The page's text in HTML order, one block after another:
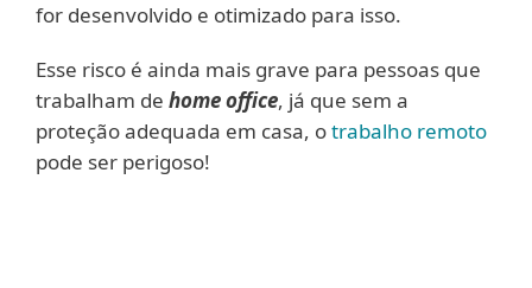
for desenvolvido e otimizado para isso.
Esse risco é ainda mais grave para pessoas que
trabalham de home office, já que sem a
proteção adequada em casa, otrabalho remoto
pode ser perigoso!